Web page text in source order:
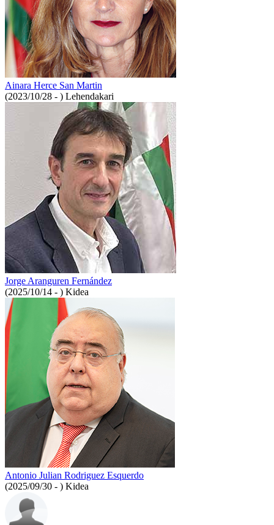
Ainara Herce San Martin
(2023/10/28 - ) Lehendakari
Jorge Aranguren Fernández
(2025/10/14 - ) Kidea
Antonio Julian Rodriguez Esquerdo
(2025/09/30 - ) Kidea